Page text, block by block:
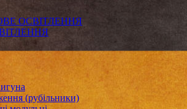
ОСВІТЛЕННЯ
(рубільники)